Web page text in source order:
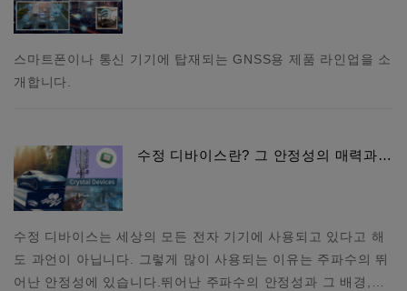
스마트폰이나 통신 기기에 탑재되는 GNSS용 제품 라인업을 소
개합니다.
수정 디바이스란? 그 안정성의 매력과…
수정 디바이스는 세상의 모든 전자 기기에 사용되고 있다고 해
도 과언이 아닙니다. 그렇게 많이 사용되는 이유는 주파수의 뛰
어난 안정성에 있습니다.뛰어난 주파수의 안정성과 그 배경,…